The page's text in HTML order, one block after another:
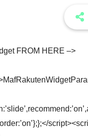
FROM HERE –>